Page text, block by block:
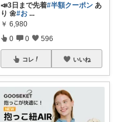
📣3日まで先着#半額クーポン あ
り 🌼#お ...
￥ 6,980
0 0 596
コレ いいね